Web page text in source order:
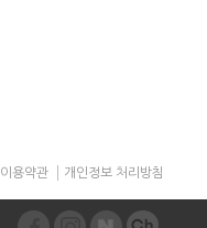
이용약관 개인정보 처리방침